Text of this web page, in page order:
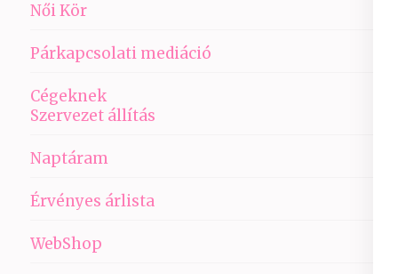
Női Kör
Párkapcsolati mediáció
Cégeknek
Szervezet állítás
Naptáram
Érvényes árlista
WebShop